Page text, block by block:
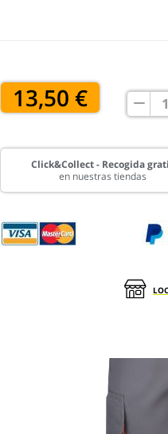
13,50 €
Click&Collect - Recogida
en nuestras tiendas